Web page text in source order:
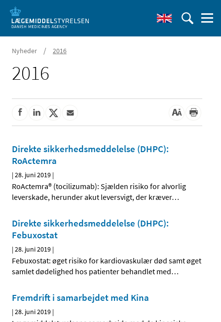
Nyheder / 2016
2016
Direkte sikkerhedsmeddelelse (DHPC):
RoActemra
|28. juni 2019 |
RoActemra® (tocilizumab): Sjælden risiko for alvorlig
leverskade, herunder akut leversvigt, der kræver…
Direkte sikkerhedsmeddelelse (DHPC):
Febuxostat
|28. juni 2019 |
Febuxostat: øget risiko for kardiovaskulær død samt øget
samlet dødelighed hos patienter behandlet med…
Fremdrift i samarbejdet med Kina
|28. juni 2019 |